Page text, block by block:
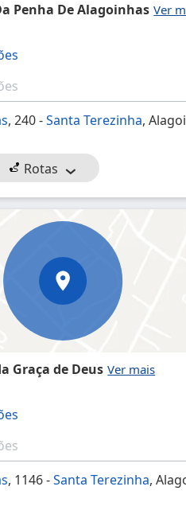
Penha De Alagoinhas
, 240 -Santa Terezinha,
Rotas
Graça de Deus
, 1146 -Santa Terezinha,